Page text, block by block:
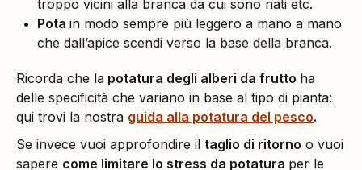
troppo vicini alla branca da cui sono nati etc.
Pota in modo sempre più leggero a mano a mano
che dall’apice scendi verso la base della branca.
Ricorda che la potatura degli alberi da frutto ha
delle specificità che variano in base al tipo di pianta:
qui trovi la nostra guida alla potatura del pesco.
Se invece vuoi approfondire il taglio di ritorno o vuoi
sapere come limitare lo stress da potatura per le